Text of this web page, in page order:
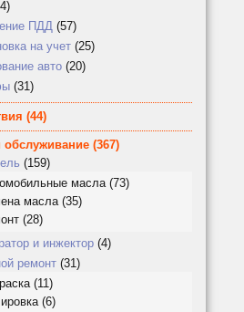
ПДД (57)
на учет (25)
авто (20)
(31)
(44)
обслуживание (367)
(159)
масла(73)
масла(35)
(28)
и инжектор (4)
ремонт (31)
(11)
(6)